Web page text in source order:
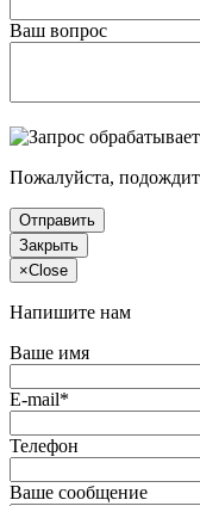
Ваш вопрос
Пожалуйста,
Отправить
Закрыть
×Close
Напишите нам
Ваше имя
E-mail*
Телефон
Ваше сообщение